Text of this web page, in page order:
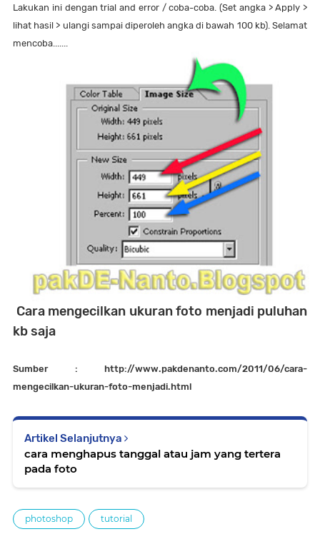
Lakukan ini dengan trial and error / coba-coba. (Set angka > Apply >
lihat hasil > ulangi sampai diperoleh angka di bawah 100 kb). Selamat
mencoba.......
Cara mengecilkan ukuran foto menjadi puluhan
kb saja
Sumber : http://www.pakdenanto.com/2011/06/cara-
mengecilkan-ukuran-foto-menjadi.html
Artikel Selanjutnya
cara menghapus tanggal atau jam yang tertera
pada foto
photoshop tutorial